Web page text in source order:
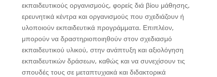
εκπαιδευτικούς οργανισμούς, φορείς διά βίου μάθησης,
ερευνητικά κέντρα και οργανισμούς που σχεδιάζουν ή
υλοποιούν εκπαιδευτικά προγράμματα. Επιπλέον,
μπορούν να δραστηριοποιηθούν στον σχεδιασμό
εκπαιδευτικού υλικού, στην ανάπτυξη και αξιολόγηση
εκπαιδευτικών δράσεων, καθώς και να συνεχίσουν τις
σπουδές τους σε μεταπτυχιακά και διδακτορικά